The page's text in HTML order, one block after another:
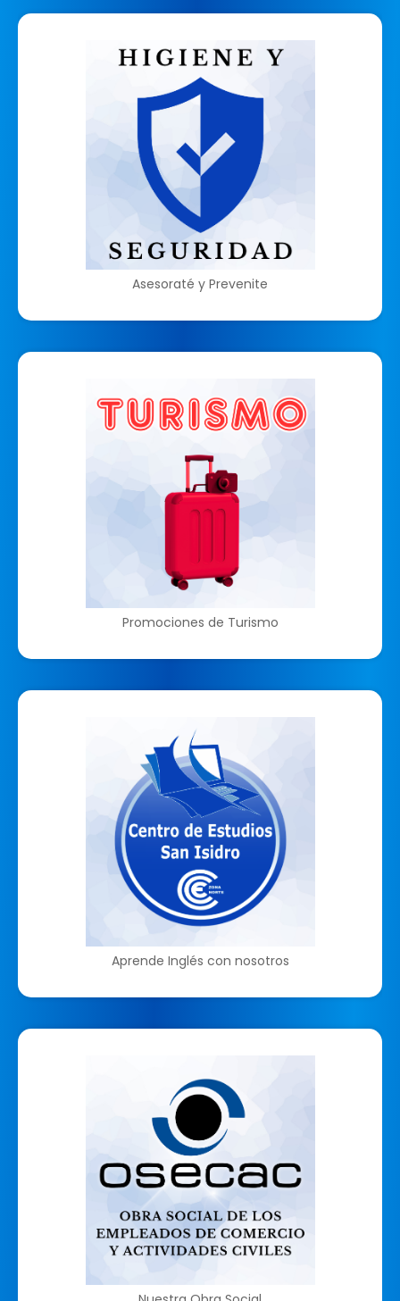
Asesoraté y Prevenite
Promociones de Turismo
Aprende Inglés con nosotros